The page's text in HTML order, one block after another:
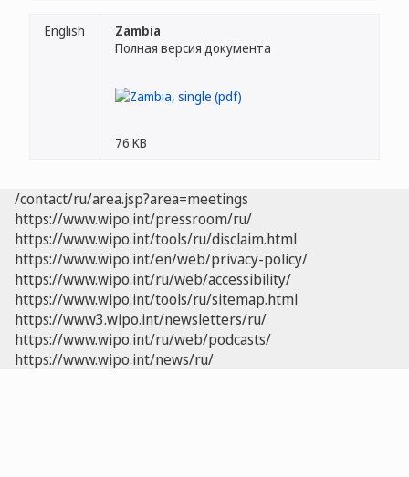
English
Zambia
Полная версия документа
76 KB
/contact/ru/area.jsp?area=meetings
https://www.wipo.int/pressroom/ru/
https://www.wipo.int/tools/ru/disclaim.html
https://www.wipo.int/en/web/privacy-policy/
https://www.wipo.int/ru/web/accessibility/
https://www.wipo.int/tools/ru/sitemap.html
https://www3.wipo.int/newsletters/ru/
https://www.wipo.int/ru/web/podcasts/
https://www.wipo.int/news/ru/